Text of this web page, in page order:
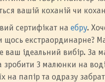
вашій коханій чи
сертифікат на ебру.
щось екстраординарне?
ваш ідеальний вибір. За
зробити 3 малюнки на
на папір та одразу